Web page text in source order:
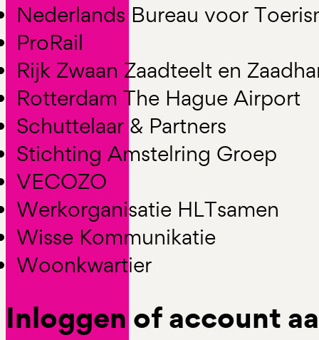
Nederlands Bureau voor
ProRail
Rijk Zwaan Zaadteelt en
Rotterdam The Hague Airport
Schuttelaar & Partners
Stichting Amstelring Groep
VECOZO
Werkorganisatie HLTsamen
Wisse Kommunikatie
Woonkwartier
Inloggen of account